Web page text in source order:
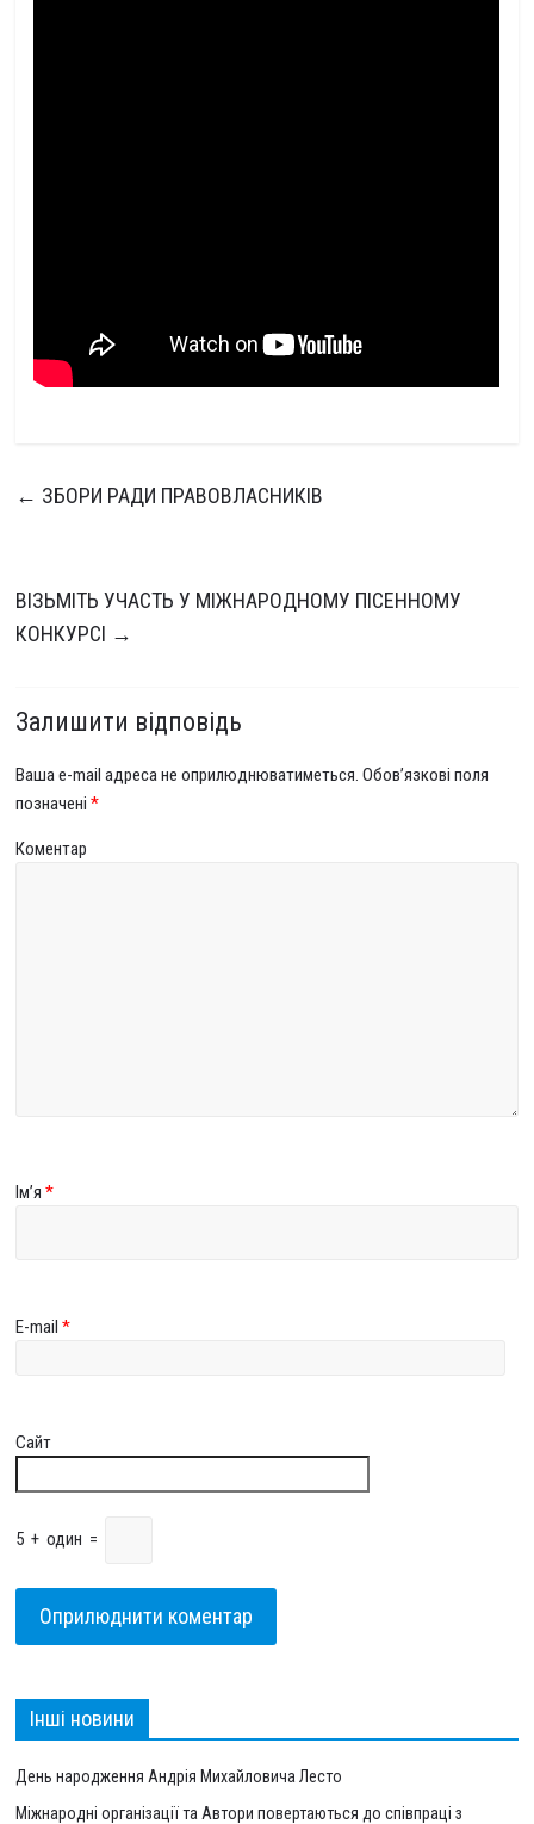
← ЗБОРИ РАДИ ПРАВОВЛАСНИКІВ
ВІЗЬМІТЬ УЧАСТЬ У МІЖНАРОДНОМУ ПІСЕННОМУ
КОНКУРСІ →
Залишити відповідь
Ваша e-mail адреса не оприлюднюватиметься. Обов’язкові поля
позначені*
Коментар
Ім’я*
E-mail*
Сайт
5 + один =
Інші новини
День народження Андрія Михайловича Лесто
Міжнародні організації та Автори повертаються до співпраці з